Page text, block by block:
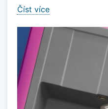
Číst více